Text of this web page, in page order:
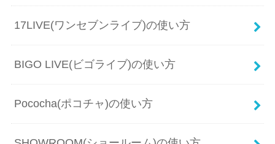
17LIVE(ワンセブンライブ)の使い方
BIGO LIVE(ビゴライブ)の使い方
Pococha(ポコチャ)の使い方